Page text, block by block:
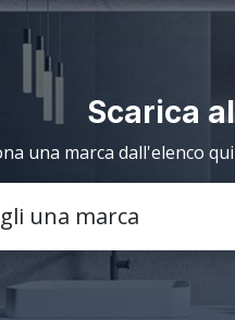
Scarica
una marca dall'elenco